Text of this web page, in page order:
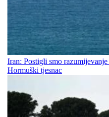
Iran: Postigli smo
Hormuški tjesnac